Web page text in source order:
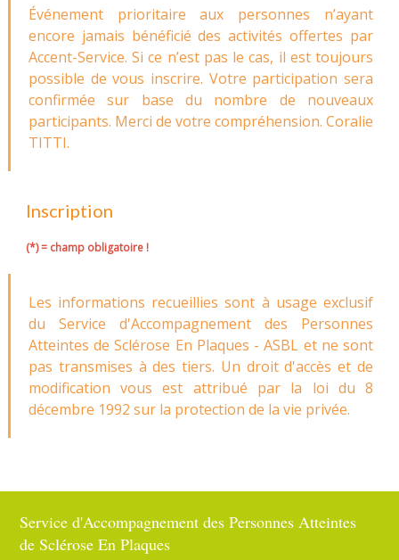
Événement prioritaire aux personnes n’ayant
encore jamais bénéficié des activités offertes par
Accent-Service. Si ce n’est pas le cas, il est toujours
possible de vous inscrire. Votre participation sera
confirmée sur base du nombre de nouveaux
participants. Merci de votre compréhension. Coralie
TITTI.
Inscription
(*) = champ obligatoire !
Les informations recueillies sont à usage exclusif
du Service d'Accompagnement des Personnes
Atteintes de Sclérose En Plaques - ASBL et ne sont
pas transmises à des tiers. Un droit d'accès et de
modification vous est attribué par la loi du 8
décembre 1992 sur la protection de la vie privée.
Service d'Accompagnement des Personnes Atteintes
de Sclérose En Plaques